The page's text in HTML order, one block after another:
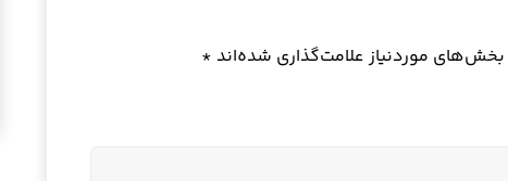
بخش‌های موردنیاز علامت‌گذاری شده‌اند *